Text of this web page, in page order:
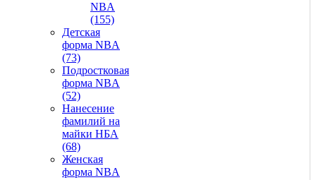
NBA
(155)
Детская
форма NBA
(73)
Подростковая
форма NBA
(52)
Нанесение
фамилий на
майки НБА
(68)
Женская
форма NBA